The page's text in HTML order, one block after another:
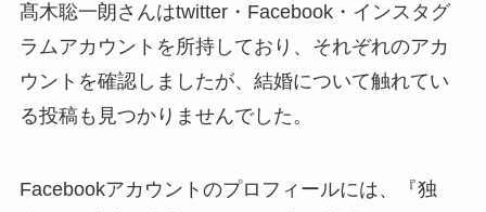
髙木聡一朗さんはtwitter・Facebook・インスタグ
ラムアカウントを所持しており、それぞれのアカ
ウントを確認しましたが、結婚について触れてい
る投稿も見つかりませんでした。
Facebookアカウントのプロフィールには、『独